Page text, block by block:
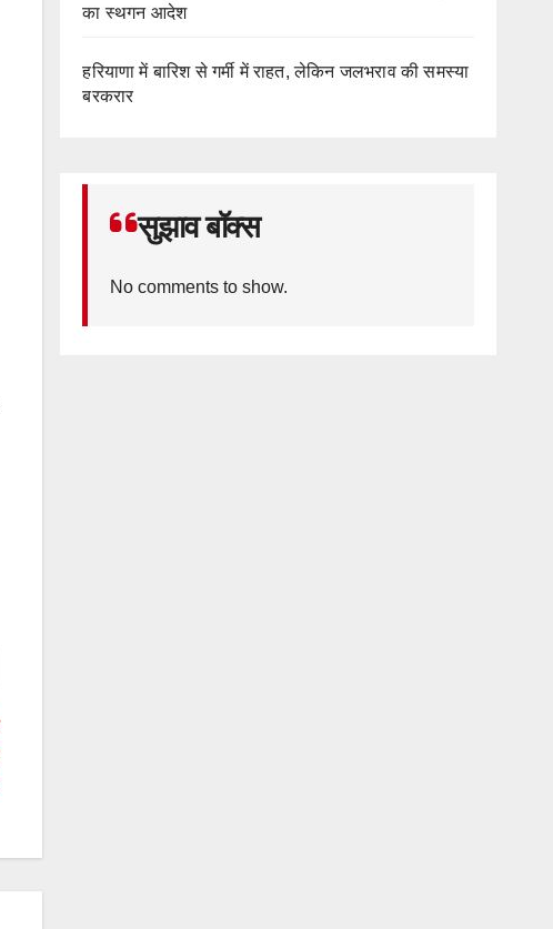
का स्थगन आदेश
हरियाणा में बारिश से गर्मी में राहत, लेकिन जलभराव की समस्या
बरकरार
सुझाव बॉक्स
No comments to show.